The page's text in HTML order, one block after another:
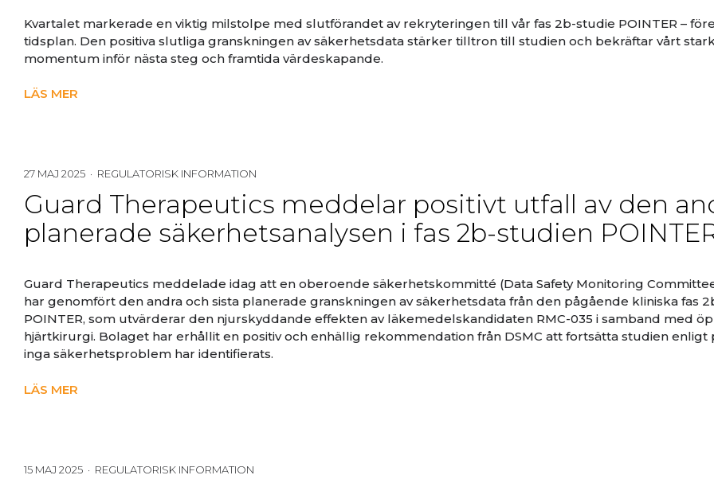
Kvartalet markerade en viktig milstolpe med slutförandet av rekryteringen till vår fas 2b-studie POINTER –
tidsplan. Den positiva slutliga granskningen av säkerhetsdata stärker tilltron till studien och bekräftar vårt
momentum inför nästa steg och framtida värdeskapande.
LÄS MER
27 MAJ 2025 · REGULATORISK INFORMATION
Guard Therapeutics meddelar positivt utfall av den
planerade säkerhetsanalysen i fas 2b-studien
Guard Therapeutics meddelade idag att en oberoende säkerhetskommitté (Data Safety Monitoring
har genomfört den andra och sista planerade granskningen av säkerhetsdata från den pågående kliniska fas
POINTER, som utvärderar den njurskyddande effekten av läkemedelskandidaten RMC-035 i samband med
hjärtkirurgi. Bolaget har erhållit en positiv och enhällig rekommendation från DSMC att fortsätta studien enligt
inga säkerhetsproblem har identifierats.
LÄS MER
15 MAJ 2025 · REGULATORISK INFORMATION